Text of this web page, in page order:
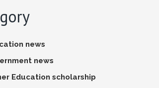
news
news
Education scholarship